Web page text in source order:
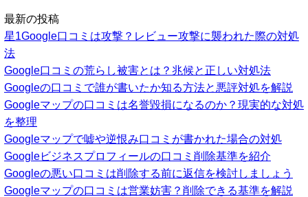
最新の投稿
星1Google口コミは攻撃？レビュー攻撃に襲われた際の対処
法
Google口コミの荒らし被害とは？兆候と正しい対処法
Googleの口コミで誰が書いたか知る方法と悪評対処を解説
Googleマップの口コミは名誉毀損になるのか？現実的な対処
を整理
Googleマップで嘘や逆恨み口コミが書かれた場合の対処
Googleビジネスプロフィールの口コミ削除基準を紹介
Googleの悪い口コミは削除する前に返信を検討しましょう
Googleマップの口コミは営業妨害？削除できる基準を解説